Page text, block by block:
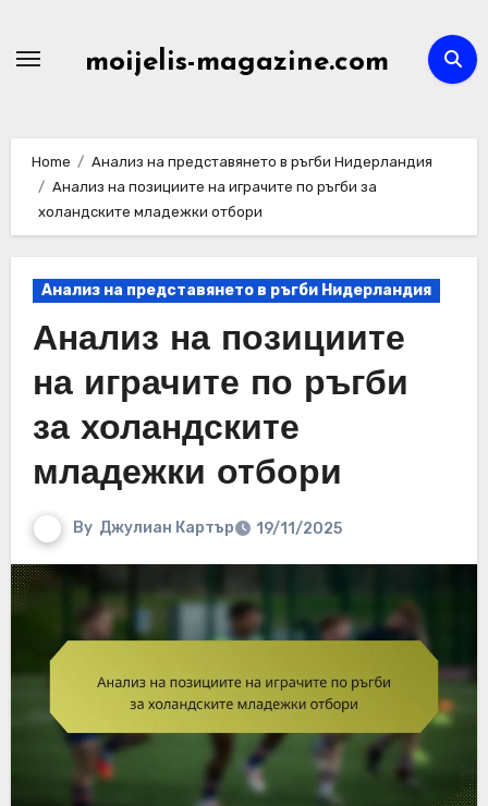
moijelis-magazine.com
Home
Анализ на представянето в ръгби Нидерландия
Анализ на позициите на играчите по ръгби за
холандските младежки отбори
Анализ на представянето в ръгби Нидерландия
Анализ на позициите
на играчите по ръгби
за холандските
младежки отбори
By Джулиан Картър 19/11/2025